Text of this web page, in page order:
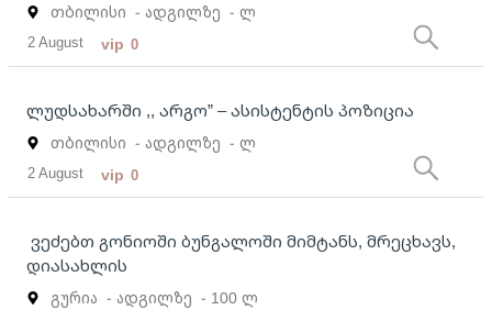
თბილისი - ადგილზე - ლ
2 August vip 0
ლუდსახარში ,, არგო” – ასისტენტის პოზიცია
თბილისი - ადგილზე - ლ
2 August vip 0
ვეძებთ გონიოში ბუნგალოში მიმტანს, მრეცხავს,
დიასახლის
გურია - ადგილზე - 100 ლ